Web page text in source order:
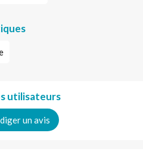
utilisateurs
un avis